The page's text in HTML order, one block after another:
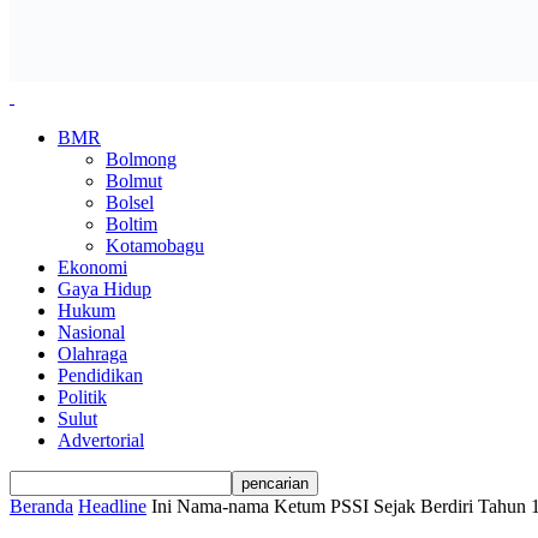
BMR
Bolmong
Bolmut
Bolsel
Boltim
Kotamobagu
Ekonomi
Gaya Hidup
Hukum
Nasional
Olahraga
Pendidikan
Politik
Sulut
Advertorial
Beranda Headline Ini Nama-nama Ketum PSSI Sejak Berdiri Tahun